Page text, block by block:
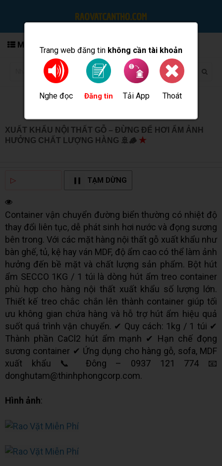
Trang web đăng tin không cần tài khoản
Nghe đọc Đăng tin Tải App Thoát
MENU
XUẤT KHẨU NỘI THẤT GỖ – ĐỪNG ĐỂ HƠI ẨM ẢNH
HƯỞNG CHẤT LƯỢNG HÀNG 🚢🪵 ★
▷ TẠM DỪNG
Container vận chuyển đường biển thường có nhiệt độ
thay đổi liên tục, dễ phát sinh hơi nước và đọng sương
bên trong. Với các mặt hàng nội thất gỗ xuất khẩu như
bàn ghế, tủ, kệ hay ván MDF, độ ẩm cao có thể làm ảnh
hưởng đến bề mặt và chất lượng sản phẩm. Bột hút
ẩm SECCO 1KG / 1 túi là dòng hút ẩm treo container
phù hợp cho hàng nội thất xuất khẩu số lượng lớn.
Thiết kế treo chắc chắn lên thành container giúp tối
ưu không gian chứa hàng và hỗ trợ hút ẩm hiệu quả
suốt quá trình vận chuyển. ✔ Quy cách: 1kg / 1 túi ✔
Thành phần CaCl2 hút ẩm mạnh ✔ Hạn chế đọng
sương container ✔ Ứng dụng cho hàng gỗ, sofa, MDF
xuất khẩu 📞 Đông – 0937 121 774 📧
donghutam@thinhphongcorp.com.
Hình ảnh: